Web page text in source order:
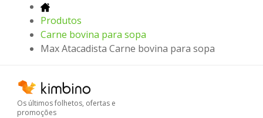
Produtos
Carne bovina para sopa
Max Atacadista Carne bovina para sopa
Os últimos folhetos, ofertas e
promoções